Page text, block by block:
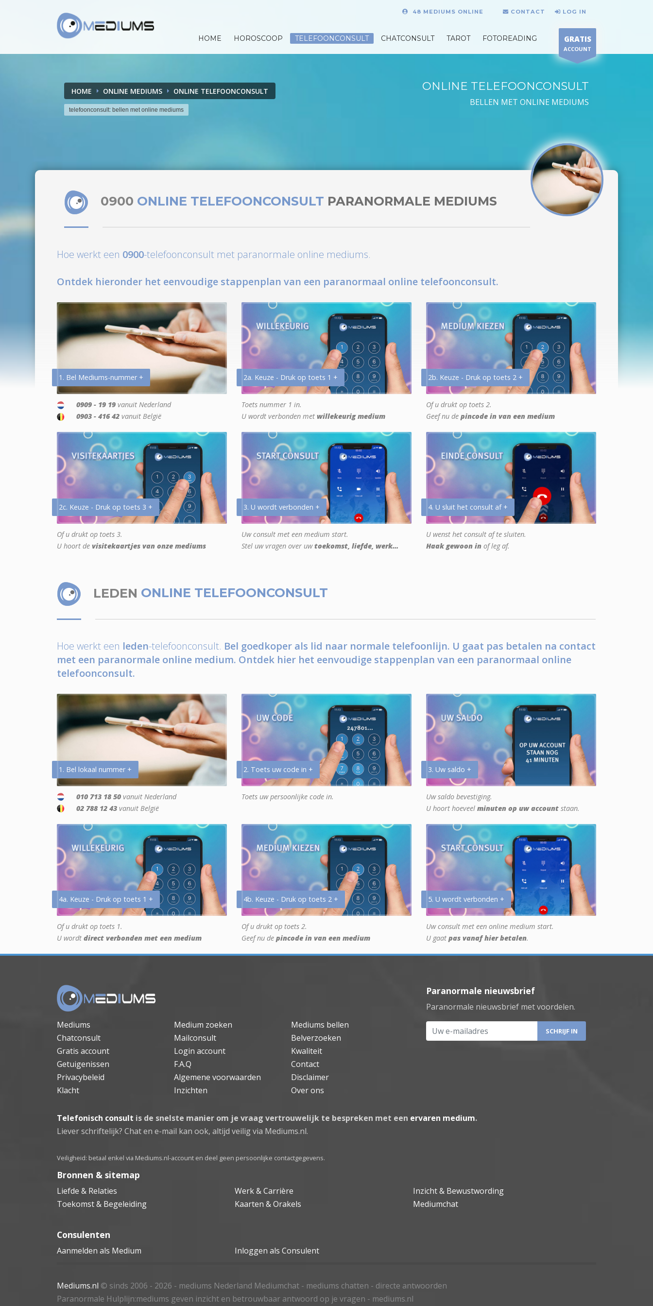
48 MEDIUMS ONLINE CONTACT LOG IN
HOME HOROSCOOP TELEFOONCONSULT CHATCONSULT TAROT FOTOREADING GRATIS
ACCOUNT
HOME ONLINE MEDIUMS ONLINE TELEFOONCONSULT
telefoonconsult: bellen met online mediums
ONLINE TELEFOONCONSULT
BELLEN MET ONLINE MEDIUMS
0900 ONLINE TELEFOONCONSULT PARANORMALE MEDIUMS
Hoe werkt een 0900-telefoonconsult met paranormale online mediums.
Ontdek hieronder het eenvoudige stappenplan van een paranormaal online telefoonconsult.
1. Bel Mediums-nummer +
0909 - 19 19 vanuit Nederland
0903 - 416 42 vanuit België
2a. Keuze - Druk op toets 1 +
Toets nummer 1 in.
U wordt verbonden met willekeurig medium
2b. Keuze - Druk op toets 2 +
Of u drukt op toets 2.
Geef nu de pincode in van een medium
2c. Keuze - Druk op toets 3 +
Of u drukt op toets 3.
U hoort de visitekaartjes van onze mediums
3. U wordt verbonden +
Uw consult met een medium start.
Stel uw vragen over uwtoekomst, liefde, werk...
4. U sluit het consult af +
U wenst het consult af te sluiten.
Haak gewoon in of leg af.
LEDEN ONLINE TELEFOONCONSULT
Hoe werkt een leden-telefoonconsult. Bel goedkoper als lid naar normale telefoonlijn. U gaat pas betalen na contact
met een paranormale online medium. Ontdek hier het eenvoudige stappenplan van een paranormaal online
telefoonconsult.
1. Bel lokaal nummer +
010 713 18 50 vanuit Nederland
02 788 12 43 vanuit België
2. Toets uw code in +
Toets uw persoonlijke code in.
3. Uw saldo +
Uw saldo bevestiging.
U hoort hoeveel minuten op uw account staan.
4a. Keuze - Druk op toets 1 +
Of u drukt op toets 1.
U wordt direct verbonden met een medium
4b. Keuze - Druk op toets 2 +
Of u drukt op toets 2.
Geef nu de pincode in van een medium
5. U wordt verbonden +
Uw consult met een online medium start.
U gaat pas vanaf hier betalen.
Mediums Medium zoeken
Mediums bellen
Chatconsult
Mailconsult
Belverzoeken
Gratis account
Login account
Kwaliteit
Getuigenissen
F.A.Q
Contact
Privacybeleid
Algemene voorwaarden
Disclaimer
Klacht
Inzichten Over ons
Paranormale nieuwsbrief
Paranormale nieuwsbrief met voordelen.
Uw e-mailadres
Telefonisch consult is de snelste manier om je vraag vertrouwelijk te bespreken met een ervaren medium.
Liever schriftelijk? Chat en e-mail kan ook, altijd veilig via Mediums.nl.
Veiligheid: betaal enkel via Mediums.nl-account en deel geen persoonlijke contactgegevens.
Bronnen & sitemap
Liefde & Relaties Werk & Carrière
Inzicht & Bewustwording
Toekomst & Begeleiding
Kaarten & Orakels Mediumchat
Consulenten
Aanmelden als Medium Inloggen als Consulent
Mediums.nl © sinds 2006 - 2026 - mediums Nederland Mediumchat - mediums chatten - directe antwoorden
Paranormale Hulplijn:mediums geven inzicht en betrouwbaar antwoord op je vragen - mediums.nl